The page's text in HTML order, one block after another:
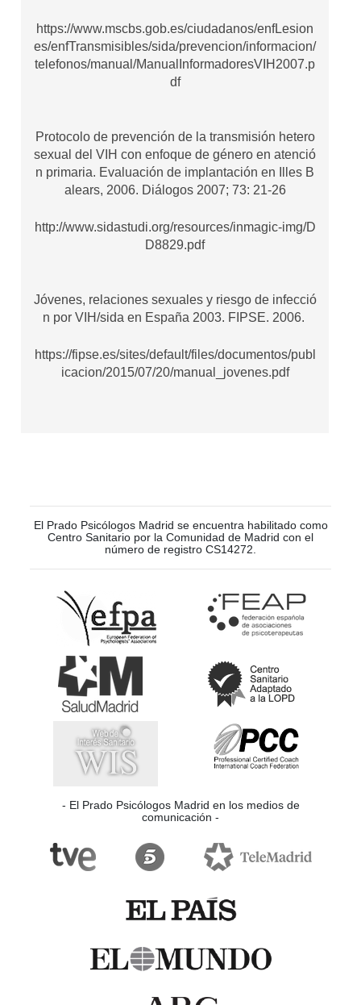
https://www.mscbs.gob.es/ciudadanos/enfLesion
es/enfTransmisibles/sida/prevencion/informacion/
telefonos/manual/ManualInformadoresVIH2007.p
df
Protocolo de prevención de la transmisión hetero
sexual del VIH con enfoque de género en atenció
n primaria. Evaluación de implantación en Illes B
alears, 2006. Diálogos 2007; 73: 21-26
http://www.sidastudi.org/resources/inmagic-img/D
D8829.pdf
Jóvenes, relaciones sexuales y riesgo de infecció
n por VIH/sida en España 2003. FIPSE. 2006.
https://fipse.es/sites/default/files/documentos/publ
icacion/2015/07/20/manual_jovenes.pdf
El Prado Psicólogos Madrid se encuentra habilitado como
Centro Sanitario por la Comunidad de Madrid con el
número de registro CS14272.
- El Prado Psicólogos Madrid en los medios de
comunicación -